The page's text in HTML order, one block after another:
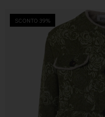
SCONTO 39%